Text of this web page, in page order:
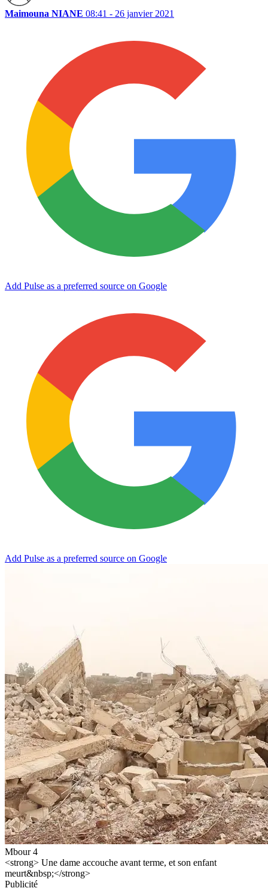
Maimouna NIANE 08:41 - 26 janvier 2021
Add Pulse as a preferred source on Google
Add Pulse as a preferred source on Google
Mbour 4
<strong> Une dame accouche avant terme, et son enfant
meurt&nbsp;</strong>
Publicité